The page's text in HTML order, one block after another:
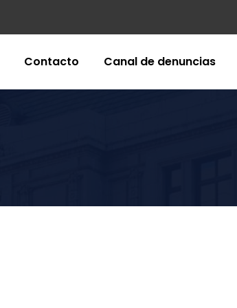
Contacto Canal de denuncias